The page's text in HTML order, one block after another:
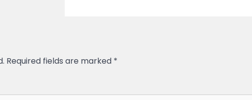
Required fields are marked *